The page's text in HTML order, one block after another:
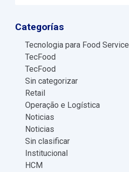
Categorías
Tecnologia para Food Service
TecFood
TecFood
Sin categorizar
Retail
Operação e Logística
Noticias
Noticias
Sin clasificar
Institucional
HCM